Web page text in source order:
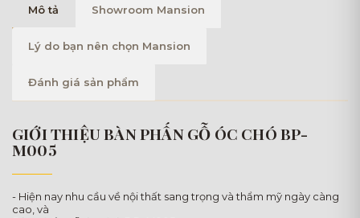
Mô tả Showroom Mansion
Lý do bạn nên chọn Mansion
Đánh giá sản phẩm
GIỚI THIỆU BÀN PHẤN GỖ ÓC CHÓ BP-
M005
- Hiện nay nhu cầu về nội thất sang trọng và thẩm mỹ ngày càng
cao, và